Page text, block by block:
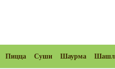
Пицца Суши Шаурма